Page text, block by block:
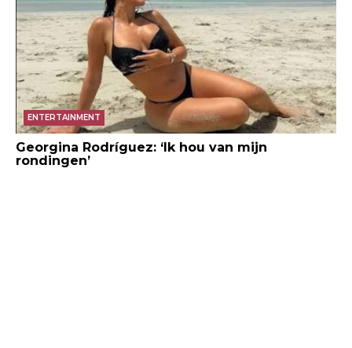
ENTERTAINMENT
Georgina Rodríguez: ‘Ik hou van mijn
rondingen’